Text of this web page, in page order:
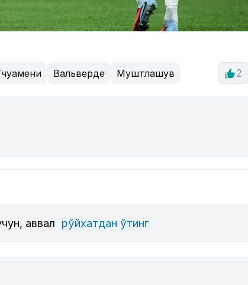
Вальверде Муштлашув 2
аввал рўйхатдан ўтинг